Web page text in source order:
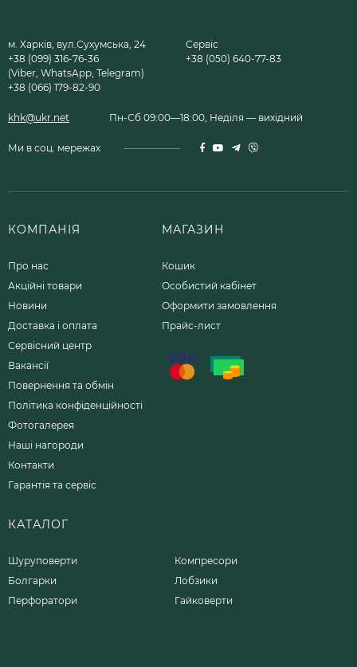
м. Харків, вул.Сухумська, 24
+38 (099) 316-76-36
(Viber, WhatsApp, Telegram)
+38 (066) 179-82-90
Сервіс
+38 (050) 640-77-83
khk@ukr.net Пн-Сб 09:00—18:00, Неділя — вихідний
Ми в соц. мережах
КОМПАНІЯ
Про нас
Акційні товари
Новини
Доставка і оплата
Сервісний центр
Вакансії
Повернення та обмін
Політика конфіденційності
Фотогалерея
Наші нагороди
Контакти
Гарантія та сервіс
МАГАЗИН
Кошик
Особистий кабінет
Оформити замовлення
Прайс-лист
КАТАЛОГ
Шуруповерти
Болгарки
Перфоратори
Компресори
Лобзики
Гайковерти